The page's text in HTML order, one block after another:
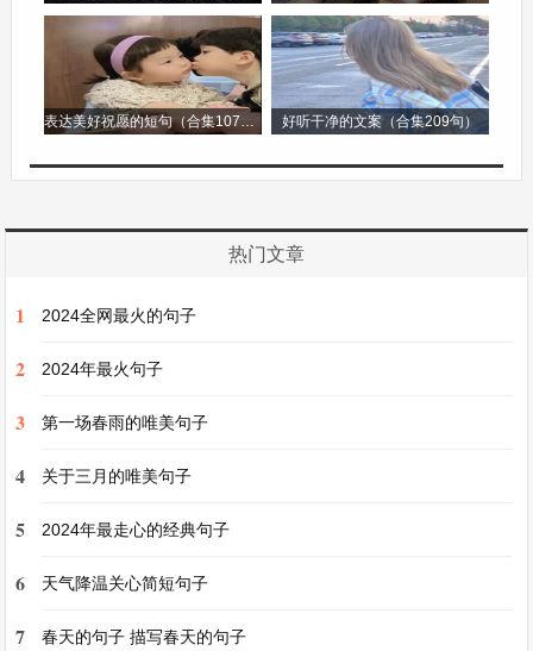
24. 祖国吉祥，福运昌盛，辉煌永驻。
25. 盛世兴邦，祖国焕新颜，魅力无穷。
26. 为祖国的和平举杯，为发展的成就点赞。
27. 祖国山河壮丽，文明璀璨，举世敬仰。
28. 愿祖国在历史长河中续写壮丽篇章。
31. 万里河山，祖国威德远播，四海来朝。
32. 祖国，您是自由之翼，翱翔于天际。
表达美好祝愿的短句（合集107句） 好听干净的文案（合集209句）
热门文章
1 2024全网最火的句子
2 2024年最火句子
3 第一场春雨的唯美句子
4 关于三月的唯美句子
5 2024年最走心的经典句子
6 天气降温关心简短句子
7 春天的句子 描写春天的句子